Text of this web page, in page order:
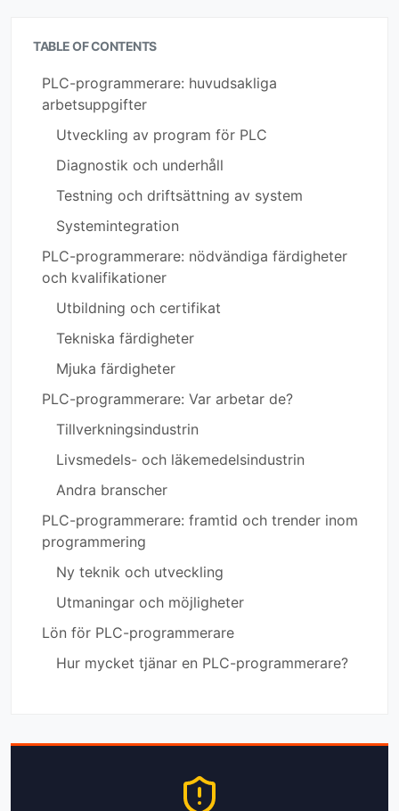
TABLE OF CONTENTS
PLC-programmerare: huvudsakliga
arbetsuppgifter
Utveckling av program för PLC
Diagnostik och underhåll
Testning och driftsättning av system
Systemintegration
PLC-programmerare: nödvändiga färdigheter
och kvalifikationer
Utbildning och certifikat
Tekniska färdigheter
Mjuka färdigheter
PLC-programmerare: Var arbetar de?
Tillverkningsindustrin
Livsmedels- och läkemedelsindustrin
Andra branscher
PLC-programmerare: framtid och trender inom
programmering
Ny teknik och utveckling
Utmaningar och möjligheter
Lön för PLC-programmerare
Hur mycket tjänar en PLC-programmerare?